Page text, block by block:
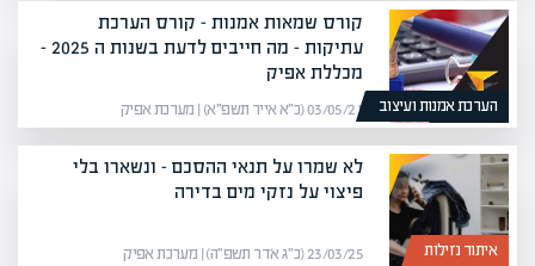
הערכת אמנות ועיצוב
קורס שמאות אמנות – קורס הערכת
עתיקות – מה חייבים לדעת בשנות ה 2025 –
מכללת אפיק
03/05/21 (כ״א אייר תשפ״א) | מערכת אפיק
איתור נזילות
לא שמרו על תנאי ההסכם – ונשארו בלי
פיצוי על נזקי מים בדירה
23/03/25 (כ״ג אדר תשפ״ה) | מערכת אפיק